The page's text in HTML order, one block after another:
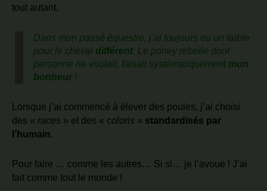
tout autant.
Dans mon passé équestre, j’ai toujours eu un faible
pour le cheval différent. Le poney rebelle dont
personne ne voulait, faisait systématiquement mon
bonheur!
Lorsque j’ai commencé à élever des poules, j’ai choisi
des « races » et des « coloris » standardisés par
l’humain.
Pour faire … comme les autres… Si si… je l’avoue ! J’ai
fait comme tout le monde !